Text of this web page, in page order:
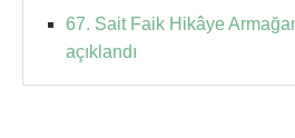
67. Sait Faik Hikâye
açıklandı